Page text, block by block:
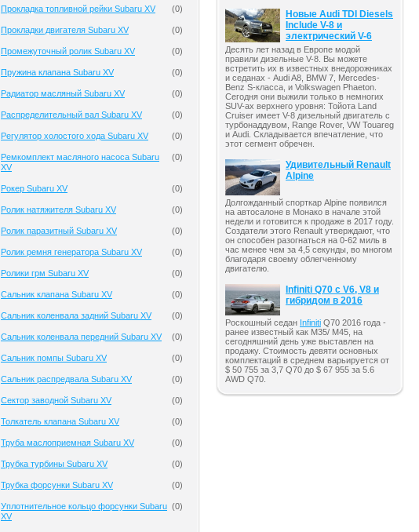
Прокладка топливной рейки Subaru XV (0)
Прокладки двигателя Subaru XV (0)
Промежуточный ролик Subaru XV (0)
Пружина клапана Subaru XV (0)
Радиатор масляный Subaru XV (0)
Распределительный вал Subaru XV (0)
Регулятор холостого хода Subaru XV (0)
Ремкомплект масляного насоса Subaru
XV
(0)
Рокер Subaru XV (0)
Ролик натяжителя Subaru XV (0)
Ролик паразитный Subaru XV (0)
Ролик ремня генератора Subaru XV (0)
Ролики грм Subaru XV (0)
Сальник клапана Subaru XV (0)
Сальник коленвала задний Subaru XV (0)
Сальник коленвала передний Subaru XV (0)
Сальник помпы Subaru XV (0)
Сальник распредвала Subaru XV (0)
Сектор заводной Subaru XV (0)
Толкатель клапана Subaru XV (0)
Труба маслоприемная Subaru XV (0)
Трубка турбины Subaru XV (0)
Трубка форсунки Subaru XV (0)
Уплотнительное кольцо форсунки Subaru
XV
(0)
Новые Audi TDI Diesels
Include V-8 и
электрический V-6
Десять лет назад в Европе модой
правили дизельные V-8. Вы можете
встретить их в известных внедорожниках
и седанах - Audi A8, BMW 7, Mercedes-
Benz S-класса, и Volkswagen Phaeton.
Сегодня они выжили только в немногих
SUV-ах верхнего уровня: Тойота Land
Cruiser имеет V-8 дизельный двигатель с
турбонаддувом, Range Rover, VW Touareg
и Audi. Складывается впечатление, что
этот сегмент обречен.
Удивительный Renault
Alpine
Долгожданный спорткар Alpine появился
на автосалоне в Монако в начале этой
недели и готовится к продаже в 2017 году.
Создатели этого Renault утверждают, что
он способен разогнаться на 0-62 миль в
час менее чем за 4,5 секунды, во многом
благодаря своему облегченному
двигателю.
Infiniti Q70 с V6, V8 и
гибридом в 2016
Роскошный седан Infiniti Q70 2016 года -
ранее известный как M35/ M45, на
сегодняшний день уже выставлен на
продажу. Стоимость девяти основных
комплектаций в среднем варьируется от
$ 50 755 за 3,7 Q70 до $ 67 955 за 5.6
AWD Q70.